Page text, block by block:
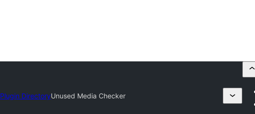
Plugin DirectoryUnused Media Checker